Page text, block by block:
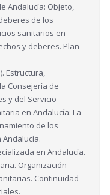
Andalucía: Objeto,
de los
sanitarios en
y deberes. Plan
Estructura,
Consejería de
y del Servicio
en Andalucía: La
de los
en Andalucía.
Organización
Continuidad